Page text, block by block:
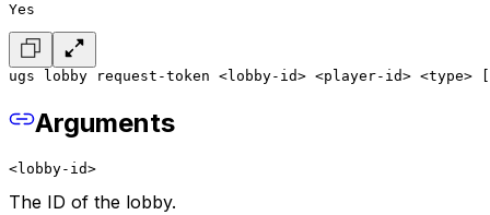
Yes
ugs lobby request-token <lobby-id> <player-id> <type>
Arguments
<lobby-id>
The ID of the lobby.